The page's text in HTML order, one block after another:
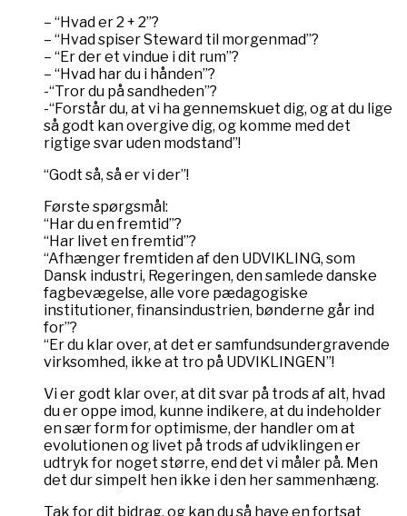
– “Hvad er 2 + 2”?
– “Hvad spiser Steward til morgenmad”?
– “Er der et vindue i dit rum”?
– “Hvad har du i hånden”?
-“Tror du på sandheden”?
-“Forstår du, at vi ha gennemskuet dig, og at du lige
så godt kan overgive dig, og komme med det
rigtige svar uden modstand”!
“Godt så, så er vi der”!
Første spørgsmål:
“Har du en fremtid”?
“Har livet en fremtid”?
“Afhænger fremtiden af den UDVIKLING, som
Dansk industri, Regeringen, den samlede danske
fagbevægelse, alle vore pædagogiske
institutioner, finansindustrien, bønderne går ind
for”?
“Er du klar over, at det er samfundsundergravende
virksomhed, ikke at tro på UDVIKLINGEN”!
Vi er godt klar over, at dit svar på trods af alt, hvad
du er oppe imod, kunne indikere, at du indeholder
en sær form for optimisme, der handler om at
evolutionen og livet på trods af udviklingen er
udtryk for noget større, end det vi måler på. Men
det dur simpelt hen ikke i den her sammenhæng.
Tak for dit bidrag, og kan du så have en fortsat